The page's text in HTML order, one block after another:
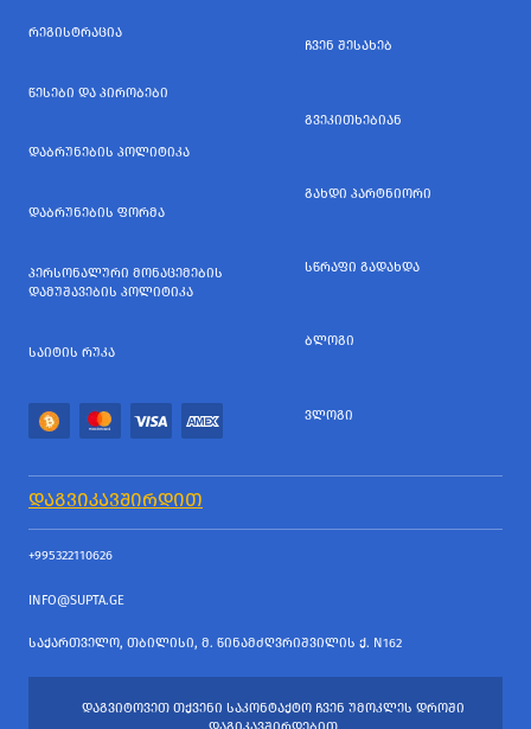
ᲠᲔᲒᲘᲡᲢᲠᲐᲪᲘᲐ
ᲬᲔᲡᲔᲑᲘ ᲓᲐ ᲞᲘᲠᲝᲑᲔᲑᲘ
ᲓᲐᲑᲠᲣᲜᲔᲑᲘᲡ ᲞᲝᲚᲘᲢᲘᲙᲐ
ᲓᲐᲑᲠᲣᲜᲔᲑᲘᲡ ᲤᲝᲠᲛᲐ
ᲞᲔᲠᲡᲝᲜᲐᲚᲣᲠᲘ ᲛᲝᲜᲐᲪᲔᲛᲔᲑᲘᲡ
ᲓᲐᲛᲣᲨᲐᲕᲔᲑᲘᲡ ᲞᲝᲚᲘᲢᲘᲙᲐ
ᲡᲐᲘᲢᲘᲡ ᲠᲣᲙᲐ
ᲩᲕᲔᲜ ᲨᲔᲡᲐᲮᲔᲑ
ᲒᲕᲔᲙᲘᲗᲮᲔᲑᲘᲐᲜ
ᲒᲐᲮᲓᲘ ᲞᲐᲠᲢᲜᲘᲝᲠᲘ
ᲡᲬᲠᲐᲤᲘ ᲒᲐᲓᲐᲮᲓᲐ
ᲑᲚᲝᲒᲘ
ᲕᲚᲝᲒᲘ
ᲓᲐᲒᲕᲘᲙᲐᲕᲨᲘᲠᲓᲘᲗ
+995322110626
INFO@SUPTA.GE
ᲡᲐᲥᲐᲠᲗᲕᲔᲚᲝ, ᲗᲑᲘᲚᲘᲡᲘ, Მ. ᲬᲘᲜᲐᲛᲫᲦᲕᲠᲘᲨᲕᲘᲚᲘᲡ Ქ. N162
ᲓᲐᲒᲕᲘᲢᲝᲕᲔᲗ ᲗᲥᲕᲔᲜᲘ ᲡᲐᲙᲝᲜᲢᲐᲥᲢᲝ ᲩᲕᲔᲜ ᲣᲛᲝᲙᲚᲔᲡ ᲓᲠᲝᲨᲘ